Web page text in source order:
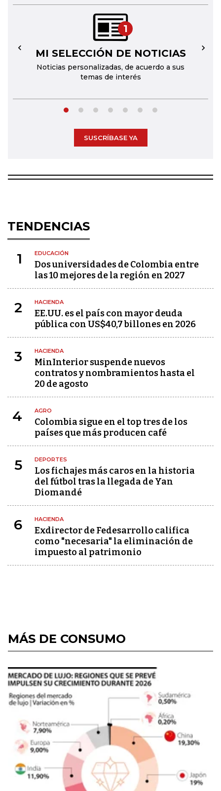
1
MI SELECCIÓN DE NOTICIAS
Noticias personalizadas, de acuerdo a sus
temas de interés
← →
SUSCRÍBASE YA
TENDENCIAS
1 EDUCACIÓN
Dos universidades de Colombia entre
las 10 mejores de la región en 2027
2 HACIENDA
EE.UU. es el país con mayor deuda
pública con US$40,7 billones en 2026
3 HACIENDA
MinInterior suspende nuevos
contratos y nombramientos hasta el
20 de agosto
4 AGRO
Colombia sigue en el top tres de los
países que más producen café
5 DEPORTES
Los fichajes más caros en la historia
del fútbol tras la llegada de Yan
Diomandé
6 HACIENDA
Exdirector de Fedesarrollo califica
como "necesaria" la eliminación de
impuesto al patrimonio
MÁS DE CONSUMO